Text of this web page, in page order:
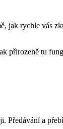
jak rychle vás
přirozeně tu
Předávání a